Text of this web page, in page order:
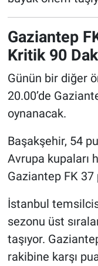
Gaziantep
Kritik 90
Günün bir diğer
20.00’de
oynanacak.
Başakşehir, 54
Avrupa kupaları
Gaziantep FK 37
İstanbul
sezonu üst
taşıyor.
rakibine karşı